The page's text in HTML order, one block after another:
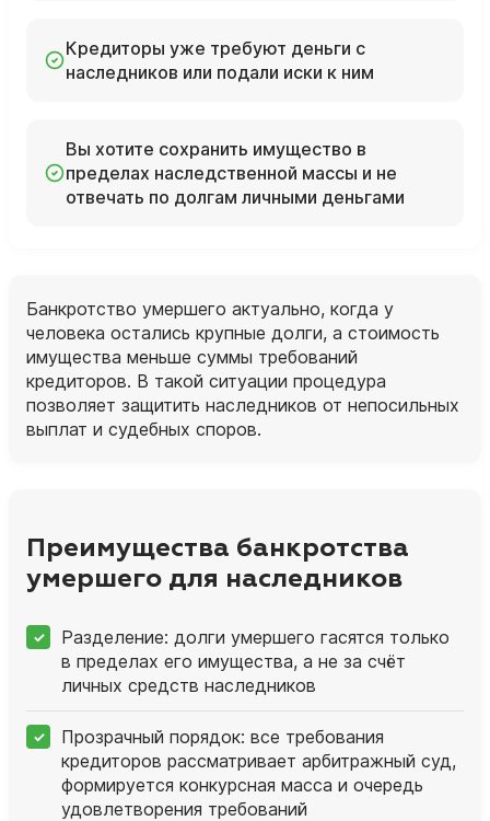
Кредиторы уже требуют деньги с
наследников или подали иски к ним
Вы хотите сохранить имущество в
пределах наследственной массы и не
отвечать по долгам личными деньгами
Банкротство умершего актуально, когда у
человека остались крупные долги, а стоимость
имущества меньше суммы требований
кредиторов. В такой ситуации процедура
позволяет защитить наследников от непосильных
выплат и судебных споров.
Преимущества банкротства
умершего для наследников
Разделение: долги умершего гасятся только
в пределах его имущества, а не за счёт
личных средств наследников
Прозрачный порядок: все требования
кредиторов рассматривает арбитражный суд,
формируется конкурсная масса и очередь
удовлетворения требований